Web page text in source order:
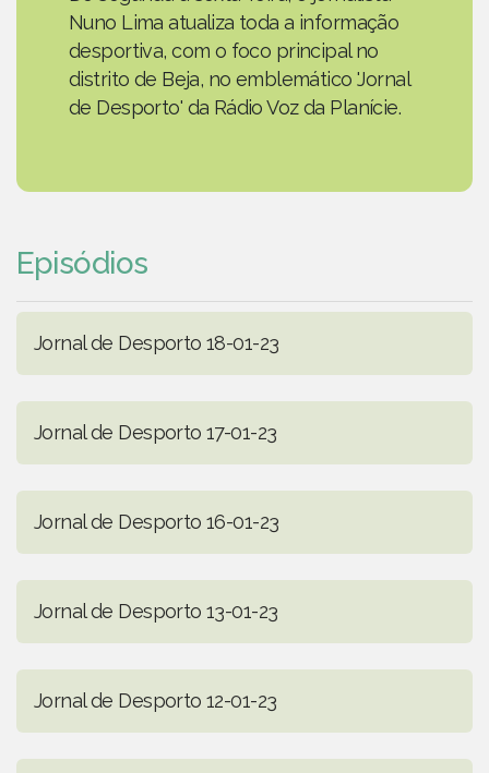
Nuno Lima atualiza toda a informação
desportiva, com o foco principal no
distrito de Beja, no emblemático 'Jornal
de Desporto' da Rádio Voz da Planície.
Episódios
Jornal de Desporto 18-01-23
Jornal de Desporto 17-01-23
Jornal de Desporto 16-01-23
Jornal de Desporto 13-01-23
Jornal de Desporto 12-01-23